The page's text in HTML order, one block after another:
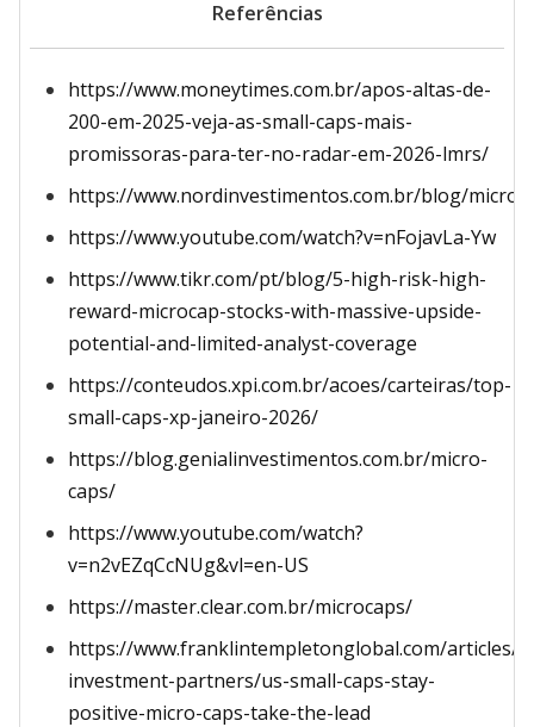
Referências
https://www.moneytimes.com.br/apos-altas-de-
200-em-2025-veja-as-small-caps-mais-
promissoras-para-ter-no-radar-em-2026-lmrs/
https://www.nordinvestimentos.com.br/blog/
https://www.youtube.com/watch?v=nFojavLa-Yw
https://www.tikr.com/pt/blog/5-high-risk-high-
reward-microcap-stocks-with-massive-upside-
potential-and-limited-analyst-coverage
https://conteudos.xpi.com.br/acoes/carteiras/top-
small-caps-xp-janeiro-2026/
https://blog.genialinvestimentos.com.br/micro-
caps/
https://www.youtube.com/watch?
v=n2vEZqCcNUg&vl=en-US
https://master.clear.com.br/microcaps/
https://www.franklintempletonglobal.com/articles/
investment-partners/us-small-caps-stay-
positive-micro-caps-take-the-lead